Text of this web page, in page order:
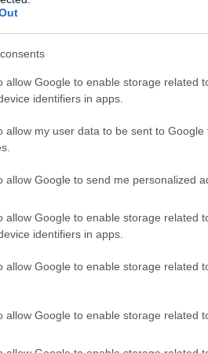
allow Google to enable storage related
identifiers in apps.
allow my user data to be sent to
allow Google to send me personalized
allow Google to enable storage related
identifiers in apps.
allow Google to enable storage related
allow Google to enable storage related
miza o zagovorništvu in
za zdravje in
napredku samo v sodelovanju